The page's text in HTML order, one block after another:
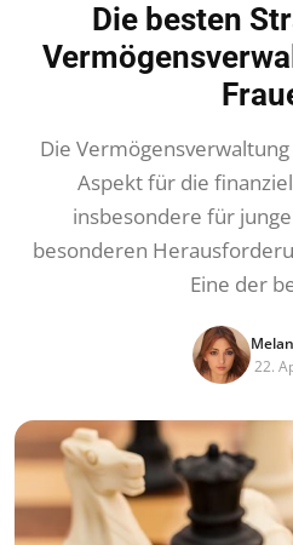
Die besten
Die
Aspekt für die
insbesondere für
besonderen
Eine der
22.